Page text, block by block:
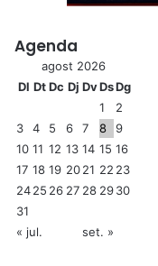
Agenda
agost 2026
Dl DtDc Dj DvDsDg
1
2
3
4 5 6 7 8
9
10 11 12 13 14 15 16
17 18 19 2021 22 23
2425 26 27 28 2930
31
« jul.
set. »